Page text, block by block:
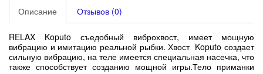
Описание Отзывов (0)
RELAX Koputo съедобный виброхвост, имеет мощную
вибрацию и имитацию реальной рыбки. Хвост Koputo создает
сильную вибрацию, на теле имеется специальная насечка, что
также способствует созданию мощной игры.Тело приманки